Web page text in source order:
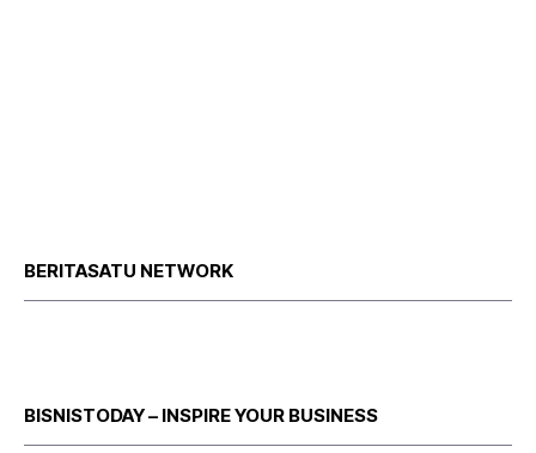
BERITASATU NETWORK
BISNISTODAY – INSPIRE YOUR BUSINESS